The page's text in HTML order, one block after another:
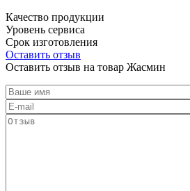
Качество продукции
Уровень сервиса
Срок изготовления
Оставить отзыв
Оставить отзыв на товар Жасмин